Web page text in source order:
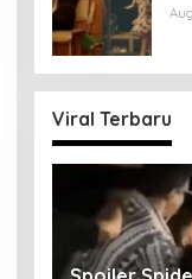
Viral Terbaru